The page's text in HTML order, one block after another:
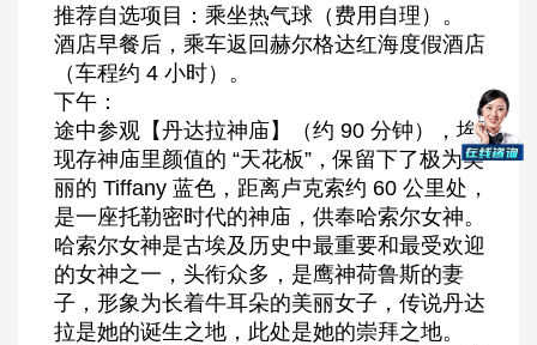
推荐自选项目：乘坐热气球（费用自理）。
酒店早餐后，乘车返回赫尔格达红海度假酒店
（车程约 4 小时）。
下午：
途中参观【丹达拉神庙】（约 90 分钟），埃及
现存神庙里颜值的 “天花板”，保留下了极为美
丽的 Tiffany 蓝色，距离卢克索约 60 公里处，
是一座托勒密时代的神庙，供奉哈索尔女神。
哈索尔女神是古埃及历史中最重要和最受欢迎
的女神之一，头衔众多，是鹰神荷鲁斯的妻
子，形象为长着牛耳朵的美丽女子，传说丹达
拉是她的诞生之地，此处是她的崇拜之地。